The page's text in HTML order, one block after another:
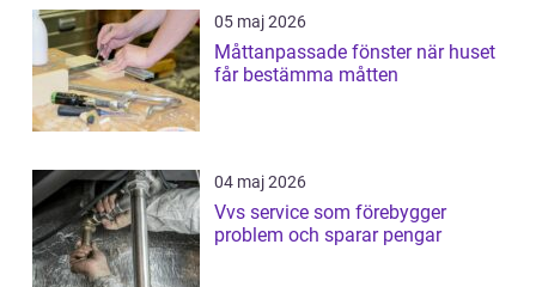
05 maj 2026
Måttanpassade fönster när huset
får bestämma måtten
04 maj 2026
Vvs service som förebygger
problem och sparar pengar